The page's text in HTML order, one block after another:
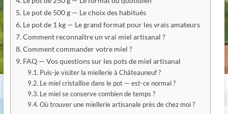
Le pot de 500 g — Le choix des habitués
Le pot de 1 kg — Le grand format pour les vrais amateurs
Comment reconnaître un vrai miel artisanal ?
Comment commander votre miel ?
FAQ — Vos questions sur les pots de miel artisanal
Puis-je visiter la miellerie à Châteauneuf ?
Le miel cristallise dans le pot — est-ce normal ?
Le miel se conserve combien de temps ?
Où trouver une miellerie artisanale près de chez moi ?